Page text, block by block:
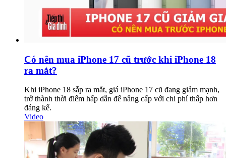
Có nên mua iPhone 17 cũ trước khi iPhone 18
ra mắt?
Khi iPhone 18 sắp ra mắt, giá iPhone 17 cũ đang giảm mạnh,
trở thành thời điểm hấp dẫn để nâng cấp với chi phí thấp hơn
đáng kể.
Video